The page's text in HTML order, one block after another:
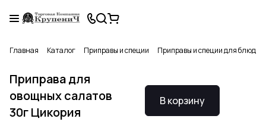
Главная Каталог Приправы и специи Приправы и специи для блюд
Приправа для
овощных салатов
30г Цикория
В корзину